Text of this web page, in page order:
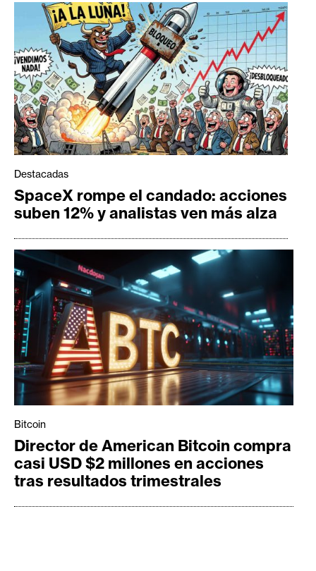
Destacadas
SpaceX rompe el candado: acciones
suben 12% y analistas ven más alza
Bitcoin
Director de American Bitcoin compra
casi USD $2 millones en acciones
tras resultados trimestrales